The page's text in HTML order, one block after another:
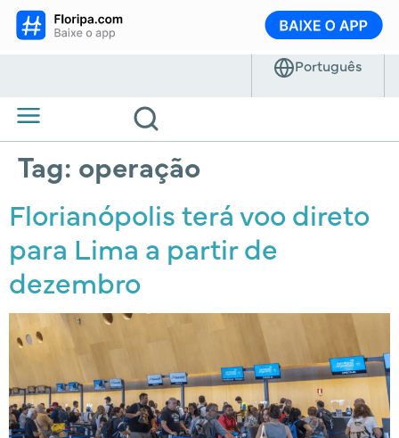
Tag: operação
Florianópolis terá voo direto
para Lima a partir de
dezembro